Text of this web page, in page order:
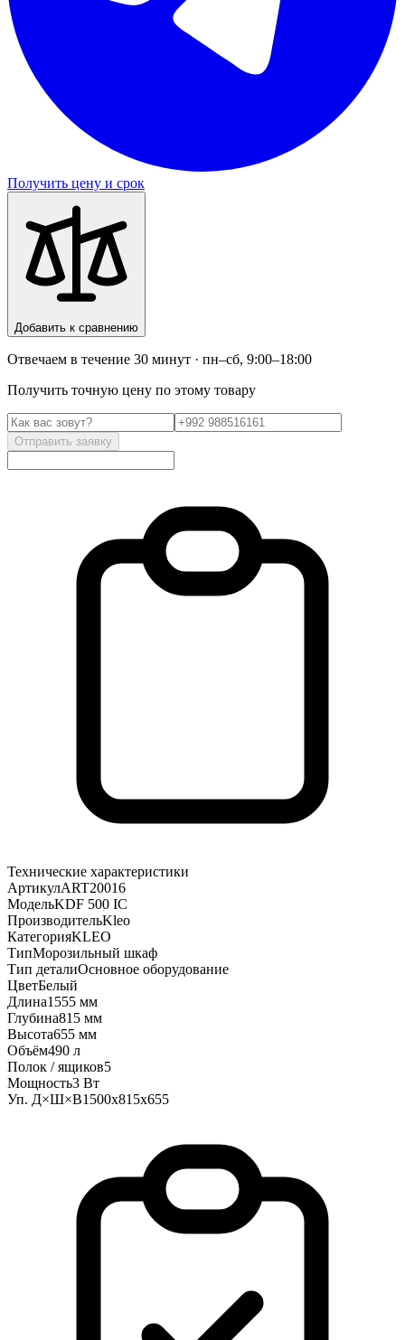
Получить цену и срок
Добавить к сравнению
Отвечаем в течение 30 минут · пн–сб, 9:00–18:00
Получить точную цену по этому товару
Отправить заявку
Технические характеристики
АртикулART20016
МодельKDF 500 IC
ПроизводительKleo
КатегорияKLEO
ТипМорозильный шкаф
Тип деталиОсновное оборудование
ЦветБелый
Длина1555 мм
Глубина815 мм
Высота655 мм
Объём490 л
Полок / ящиков5
Мощность3 Вт
Уп. Д×Ш×В1500х815х655